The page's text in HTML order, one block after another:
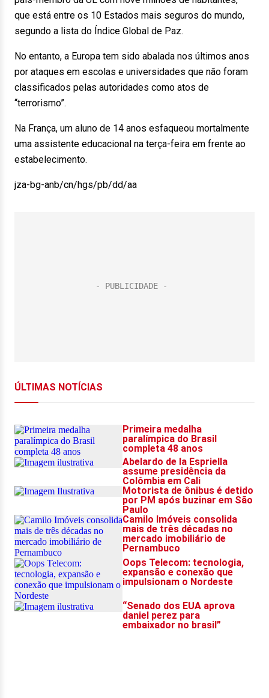
que está entre os 10 Estados mais seguros do mundo,
segundo a lista do Índice Global de Paz.
No entanto, a Europa tem sido abalada nos últimos anos
por ataques em escolas e universidades que não foram
classificados pelas autoridades como atos de
“terrorismo”.
Na França, um aluno de 14 anos esfaqueou mortalmente
uma assistente educacional na terça-feira em frente ao
estabelecimento.
jza-bg-anb/cn/hgs/pb/dd/aa